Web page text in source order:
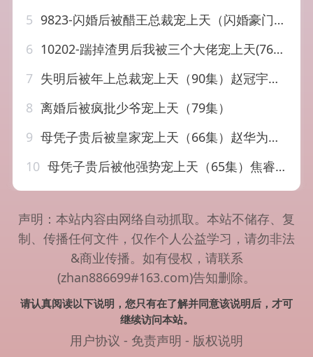
5 9823-闪婚后被醋王总裁宠上天（闪婚豪门总裁宠妻悠着点）（81集）
6 10202-踹掉渣男后我被三个大佬宠上天(76集）
7 失明后被年上总裁宠上天（90集）赵冠宇＆林籽蓉
8 离婚后被疯批少爷宠上天（79集）
9 母凭子贵后被皇家宠上天（66集）赵华为&陈杨婷丹
10 母凭子贵后被他强势宠上天（65集）焦睿&张妍
声明：本站内容由网络自动抓取。本站不储存、复
制、传播任何文件，仅作个人公益学习，请勿非法
&商业传播。如有侵权，请联系
(zhan886699#163.com)告知删除。
请认真阅读以下说明，您只有在了解并同意该说明后，才可
继续访问本站。
用户协议 - 免责声明 - 版权说明